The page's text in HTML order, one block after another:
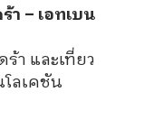
า – เอทเบน
า และเที่ยว
ลเคชัน